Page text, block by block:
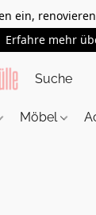
ein,
Erfahre mehr
Möbel